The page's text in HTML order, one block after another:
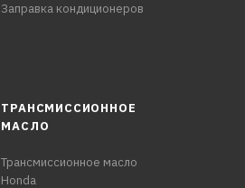
Заправка кондиционеров
ТРАНСМИССИОННОЕ
МАСЛО
Трансмиссионное масло
Honda